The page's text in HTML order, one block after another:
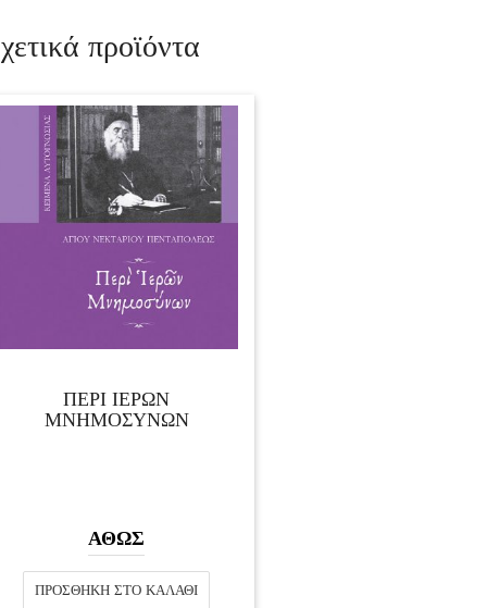
προϊόντα
ΠΕΡΙ ΙΕΡΩΝ
ΜΝΗΜΟΣΥΝΩΝ
ΑΘΩΣ
ΠΡΟΣΘΉΚΗ ΣΤΟ ΚΑΛΆΘΙ